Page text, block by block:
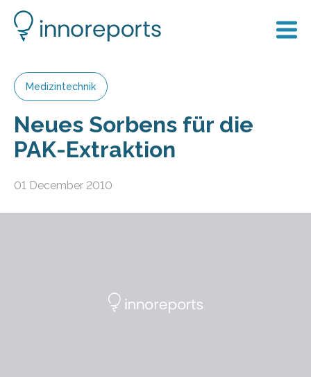
Medizintechnik
Neues Sorbens für die
PAK-Extraktion
01 December 2010